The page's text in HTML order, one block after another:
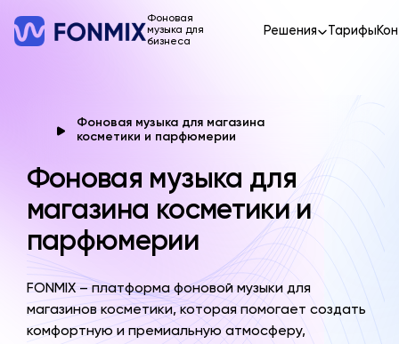
Фоновая
музыка для
бизнеса
Решения Тарифы
Фоновая музыка для магазина
косметики и парфюмерии
Фоновая музыка для
магазина косметики и
парфюмерии
FONMIX – платформа фоновой музыки для
магазинов косметики, которая помогает создать
комфортную и премиальную атмосферу,